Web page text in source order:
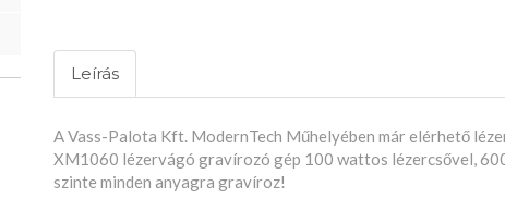
Leírás
A Vass-Palota Kft. ModernTech Műhelyében már elérhető
XM1060 lézervágó gravírozó gép 100 wattos lézercsővel,
szinte minden anyagra gravíroz!